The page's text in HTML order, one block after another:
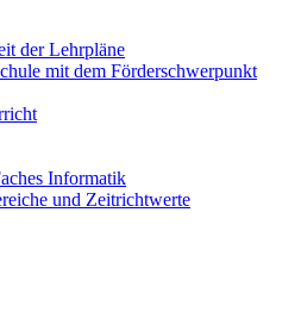
der Lehrpläne
mit dem Förderschwerpunkt
Informatik
und Zeitrichtwerte